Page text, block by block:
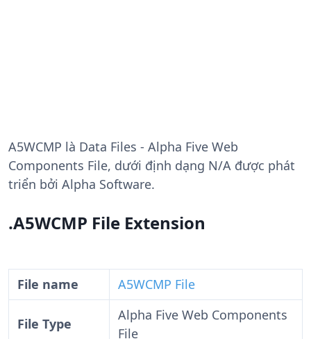
A5WCMP là Data Files - Alpha Five Web
Components File, dưới định dạng N/A được phát
triển bởi Alpha Software.
.A5WCMP File Extension
File name A5WCMP File
File Type
Alpha Five Web Components
File